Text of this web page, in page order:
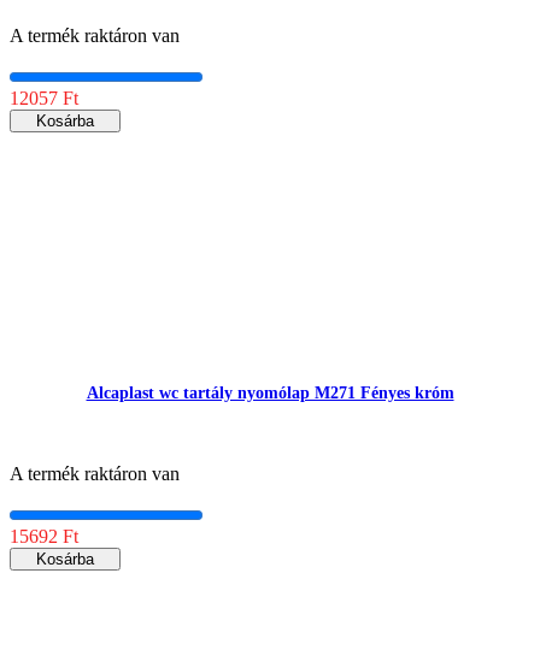
A termék raktáron van
12057 Ft
Kosárba
Alcaplast wc tartály nyomólap M271 Fényes króm
A termék raktáron van
15692 Ft
Kosárba